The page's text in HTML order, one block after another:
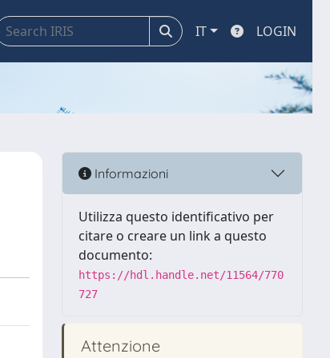
IT LOGIN
Informazioni
Utilizza questo identificativo per
citare o creare un link a questo
documento:
https://hdl.handle.net/11564/770
727
Attenzione